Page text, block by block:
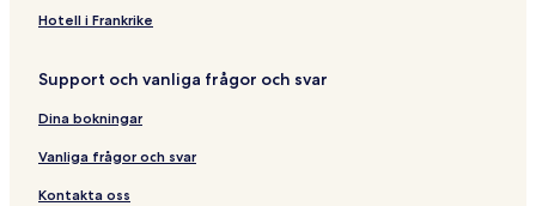
Hotell i Frankrike
Support och vanliga frågor och svar
Dina bokningar
Vanliga frågor och svar
Kontakta oss